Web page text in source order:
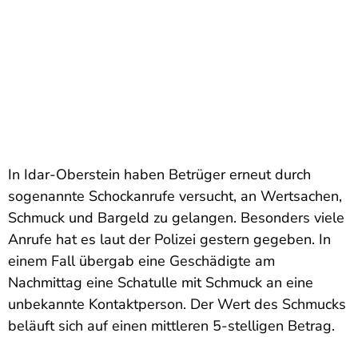
In Idar-Oberstein haben Betrüger erneut durch
sogenannte Schockanrufe versucht, an Wertsachen,
Schmuck und Bargeld zu gelangen. Besonders viele
Anrufe hat es laut der Polizei gestern gegeben. In
einem Fall übergab eine Geschädigte am
Nachmittag eine Schatulle mit Schmuck an eine
unbekannte Kontaktperson. Der Wert des Schmucks
beläuft sich auf einen mittleren 5-stelligen Betrag.